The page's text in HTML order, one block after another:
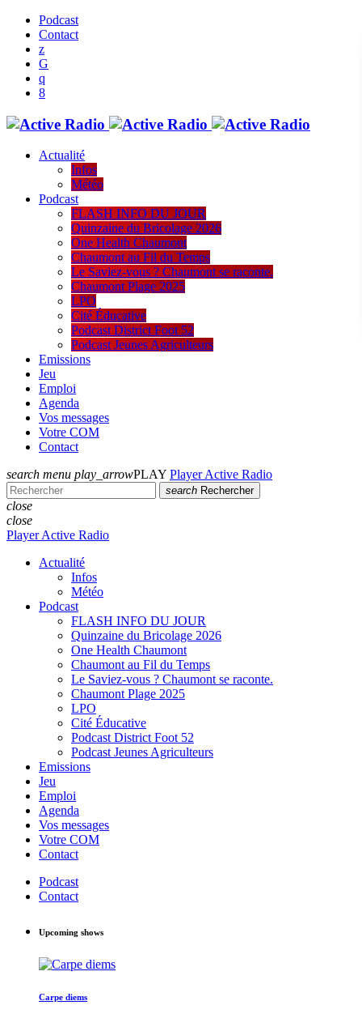
Podcast
Contact
Actualité
Infos
Météo
Podcast
FLASH INFO DU JOUR
Quinzaine du Bricolage 2026
One Health Chaumont
Chaumont au Fil du Temps
Le Saviez-vous ? Chaumont se raconte.
Chaumont Plage 2025
LPO
Cité Éducative
Podcast District Foot 52
Podcast Jeunes Agriculteurs
Emissions
Jeu
Emploi
Agenda
Vos messages
Votre COM
Contact
search menu play_arrowPLAY Player Active Radio
search Rechercher
close
close
Player Active Radio
Actualité
Infos
Météo
Podcast
FLASH INFO DU JOUR
Quinzaine du Bricolage 2026
One Health Chaumont
Chaumont au Fil du Temps
Le Saviez-vous ? Chaumont se raconte.
Chaumont Plage 2025
LPO
Cité Éducative
Podcast District Foot 52
Podcast Jeunes Agriculteurs
Emissions
Jeu
Emploi
Agenda
Vos messages
Votre COM
Contact
Podcast
Contact
Upcoming shows
Carpe diems